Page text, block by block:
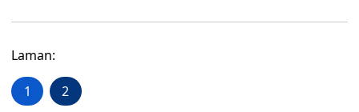
Laman:
1 2